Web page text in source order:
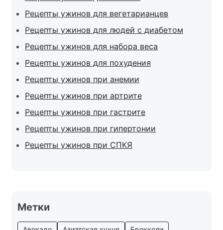
Рецепты ужинов для вегетарианцев
Рецепты ужинов для людей с диабетом
Рецепты ужинов для набора веса
Рецепты ужинов для похудения
Рецепты ужинов при анемии
Рецепты ужинов при артрите
Рецепты ужинов при гастрите
Рецепты ужинов при гипертонии
Рецепты ужинов при СПКЯ
Метки